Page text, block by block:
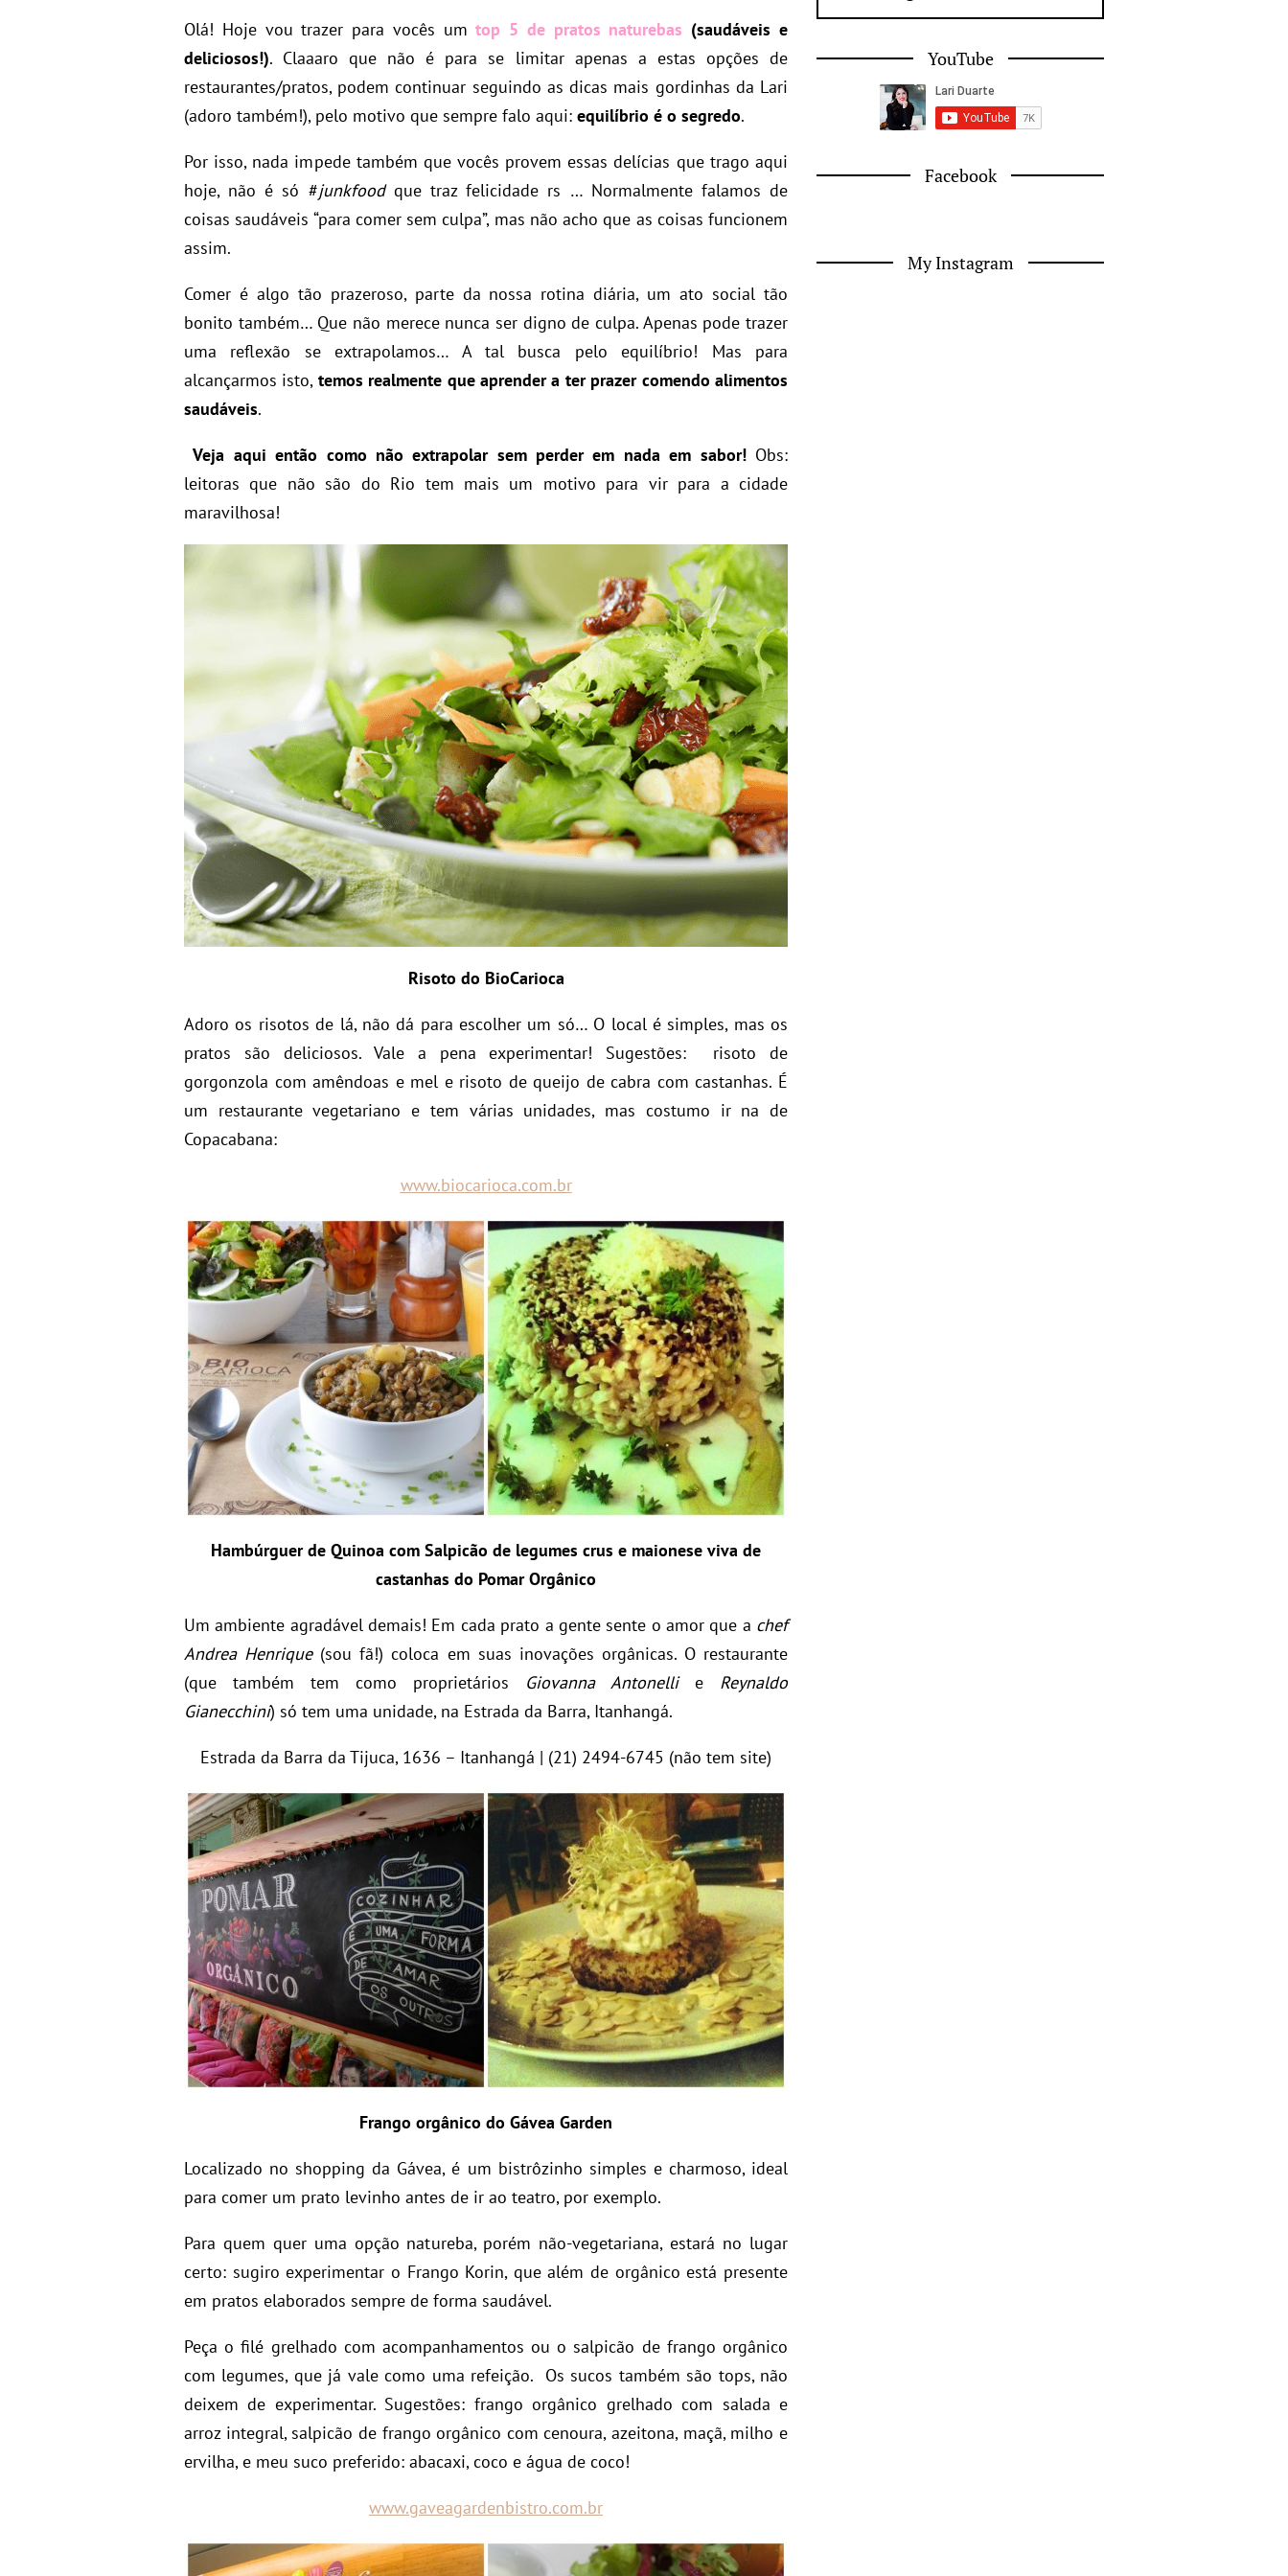
Olá! Hoje vou trazer para vocês um top 5 de pratos naturebas (saudáveis e
deliciosos!). Claaaro que não é para se limitar apenas a estas opções de
restaurantes/pratos, podem continuar seguindo as dicas mais gordinhas da Lari
(adoro também!), pelo motivo que sempre falo aqui: equilíbrio é o segredo.
Por isso, nada impede também que vocês provem essas delícias que trago aqui
hoje, não é só #junkfoodque traz felicidade rs … Normalmente falamos de
coisas saudáveis “para comer sem culpa”, mas não acho que as coisas funcionem
assim.
Comer é algo tão prazeroso, parte da nossa rotina diária, um ato social tão
bonito também… Que não merece nunca ser digno de culpa. Apenas pode trazer
uma reflexão se extrapolamos… A tal busca pelo equilíbrio! Mas para
alcançarmos isto, temos realmente que aprender a ter prazer comendo alimentos
saudáveis.
Veja aqui então como não extrapolar sem perder em nada em sabor!Obs:
leitoras que não são do Rio tem mais um motivo para vir para a cidade
maravilhosa!
Risoto do BioCarioca
Adoro os risotos de lá, não dá para escolher um só… O local é simples, mas os
pratos são deliciosos. Vale a pena experimentar! Sugestões: risoto de
gorgonzola com amêndoas e mel e risoto de queijo de cabra com castanhas. É
um restaurante vegetariano e tem várias unidades, mas costumo ir na de
Copacabana:
www.biocarioca.com.br
Hambúrguer de Quinoa com Salpicão de legumes crus e maionese viva de
castanhas do Pomar Orgânico
Um ambiente agradável demais! Em cada prato a gente sente o amor que a chef
Andrea Henrique(sou fã!) coloca em suas inovações orgânicas. O restaurante
(que também tem como proprietários Giovanna Antonellie Reynaldo
Gianecchini) só tem uma unidade, na Estrada da Barra, Itanhangá.
Estrada da Barra da Tijuca, 1636 – Itanhangá | (21) 2494-6745 (não tem site)
Frango orgânico do Gávea Garden
Localizado no shopping da Gávea, é um bistrôzinho simples e charmoso, ideal
para comer um prato levinho antes de ir ao teatro, por exemplo.
Para quem quer uma opção natureba, porém não-vegetariana, estará no lugar
certo: sugiro experimentar o Frango Korin, que além de orgânico está presente
em pratos elaborados sempre de forma saudável.
Peça o filé grelhado com acompanhamentos ou o salpicão de frango orgânico
com legumes, que já vale como uma refeição. Os sucos também são tops, não
deixem de experimentar. Sugestões: frango orgânico grelhado com salada e
arroz integral, salpicão de frango orgânico com cenoura, azeitona, maçã, milho e
ervilha, e meu suco preferido: abacaxi, coco e água de coco!
www.gaveagardenbistro.com.br
YouTube
Facebook
My Instagram